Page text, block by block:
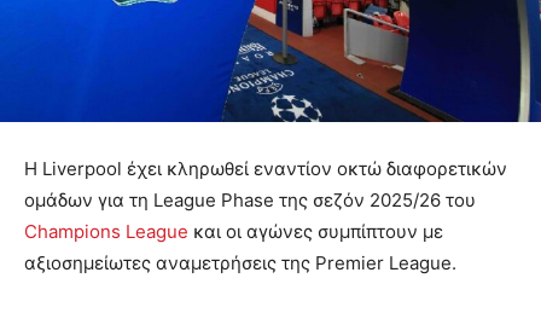
Η Liverpool έχει κληρωθεί εναντίον οκτώ διαφορετικών
ομάδων για τη League Phase της σεζόν 2025/26 του
Champions League και οι αγώνες συμπίπτουν με
αξιοσημείωτες αναμετρήσεις της Premier League.